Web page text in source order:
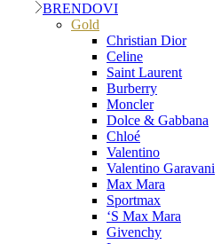
BRENDOVI
Gold
Christian Dior
Celine
Saint Laurent
Burberry
Moncler
Dolce & Gabbana
Chloé
Valentino
Valentino Garavani
Max Mara
Sportmax
‘S Max Mara
Givenchy